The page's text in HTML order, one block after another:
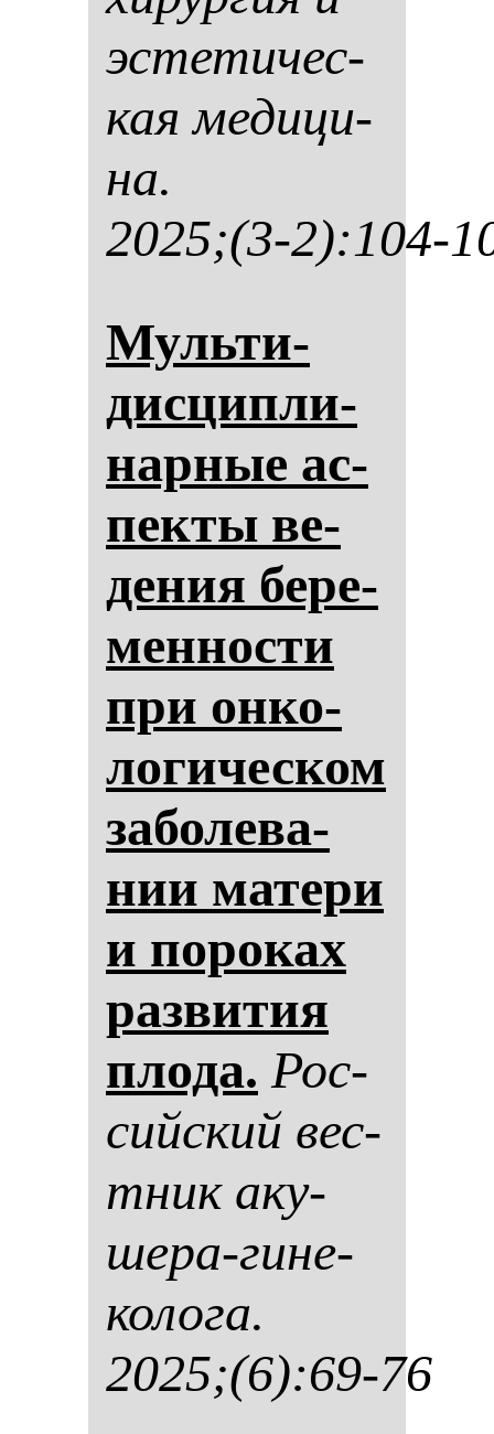
эс­те­ти­чес­
кая ме­ди­ци­
на.
2025;(3-2):104-
Муль­ти­
дис­цип­ли­
нар­ные ас­
пек­ты ве­
де­ния бе­ре­
мен­нос­ти
при он­ко­
ло­ги­чес­ком
за­бо­ле­ва­
нии ма­те­ри
и по­ро­ках
раз­ви­тия
пло­да. Рос­
сий­ский вес­
тник аку­
ше­ра-ги­не­
ко­ло­га.
2025;(6):69-76